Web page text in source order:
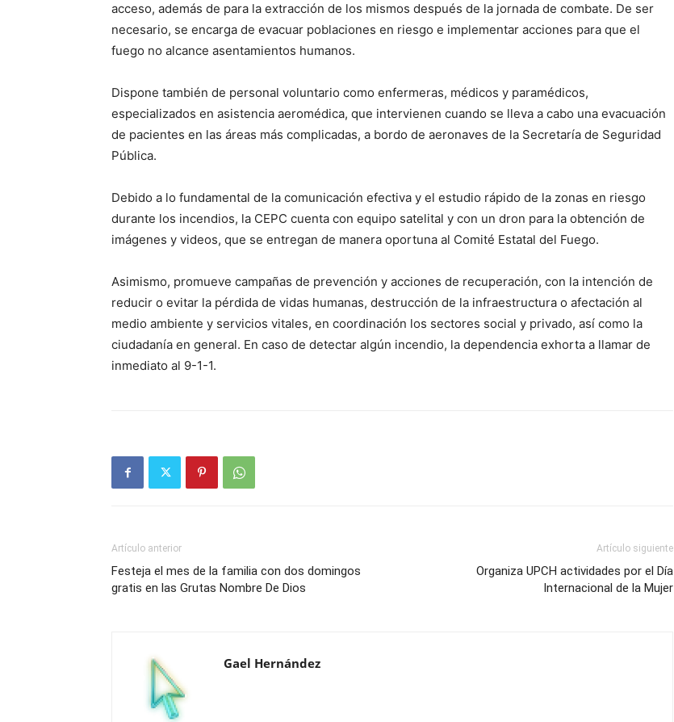
acceso, además de para la extracción de los mismos después de la jornada de combate. De ser
necesario, se encarga de evacuar poblaciones en riesgo e implementar acciones para que el
fuego no alcance asentamientos humanos.
Dispone también de personal voluntario como enfermeras, médicos y paramédicos,
especializados en asistencia aeromédica, que intervienen cuando se lleva a cabo una evacuación
de pacientes en las áreas más complicadas, a bordo de aeronaves de la Secretaría de Seguridad
Pública.
Debido a lo fundamental de la comunicación efectiva y el estudio rápido de la zonas en riesgo
durante los incendios, la CEPC cuenta con equipo satelital y con un dron para la obtención de
imágenes y videos, que se entregan de manera oportuna al Comité Estatal del Fuego.
Asimismo, promueve campañas de prevención y acciones de recuperación, con la intención de
reducir o evitar la pérdida de vidas humanas, destrucción de la infraestructura o afectación al
medio ambiente y servicios vitales, en coordinación los sectores social y privado, así como la
ciudadanía en general. En caso de detectar algún incendio, la dependencia exhorta a llamar de
inmediato al 9-1-1.
Artículo anterior
Festeja el mes de la familia con dos domingos
gratis en las Grutas Nombre De Dios
Artículo siguiente
Organiza UPCH actividades por el Día
Internacional de la Mujer
Gael Hernández